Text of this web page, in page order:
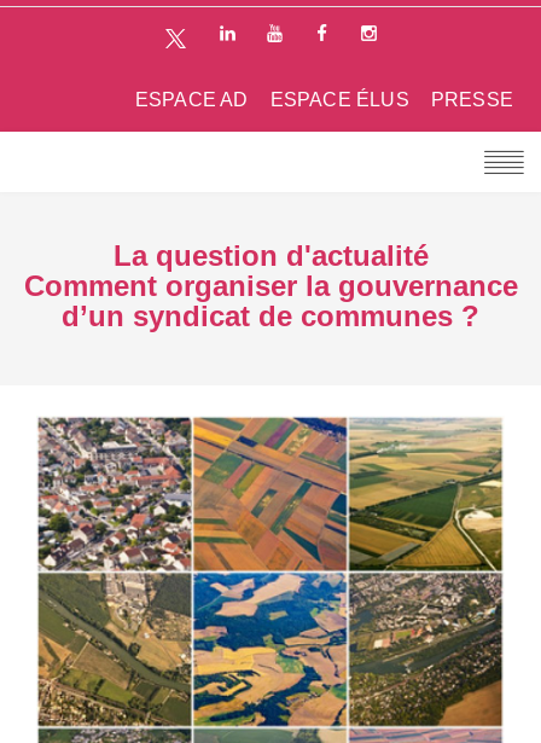
PRESSE
ESPACE ÉLUS
ESPACE AD
La question d'actualité
Comment organiser la gouvernance
d’un syndicat de communes ?